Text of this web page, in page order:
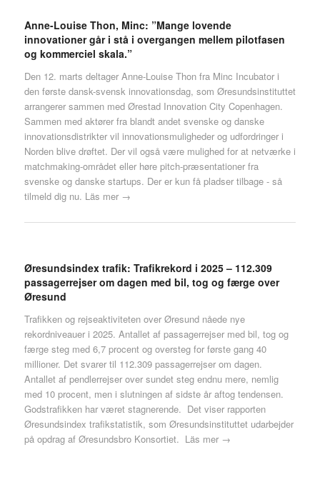
Anne-Louise Thon, Minc: ”Mange lovende
innovationer går i stå i overgangen mellem pilotfasen
og kommerciel skala.”
Den 12. marts deltager Anne-Louise Thon fra Minc Incubator i
den første dansk-svensk innovationsdag, som Øresundsinstituttet
arrangerer sammen med Ørestad Innovation City Copenhagen.
Sammen med aktører fra blandt andet svenske og danske
innovationsdistrikter vil innovationsmuligheder og udfordringer i
Norden blive drøftet. Der vil også være mulighed for at netværke i
matchmaking-området eller høre pitch-præsentationer fra
svenske og danske startups. Der er kun få pladser tilbage - så
tilmeld dig nu. Läs mer →
Øresundsindex trafik: Trafikrekord i 2025 – 112.309
passagerrejser om dagen med bil, tog og færge over
Øresund
Trafikken og rejseaktiviteten over Øresund nåede nye
rekordniveauer i 2025. Antallet af passagerrejser med bil, tog og
færge steg med 6,7 procent og oversteg for første gang 40
millioner. Det svarer til 112.309 passagerrejser om dagen.
Antallet af pendlerrejser over sundet steg endnu mere, nemlig
med 10 procent, men i slutningen af sidste år aftog tendensen.
Godstrafikken har været stagnerende. Det viser rapporten
Øresundsindex trafikstatistik, som Øresundsinstituttet udarbejder
på opdrag af Øresundsbro Konsortiet. Läs mer →